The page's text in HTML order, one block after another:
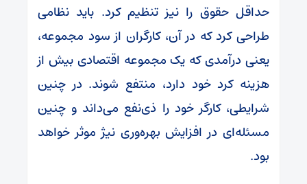
حداقل حقوق را نیز تنظیم کرد. باید نظامی
طراحی کرد که در آن، کارگران از سود مجموعه،
یعنی درآمدی که یک مجموعه اقتصادی بیش از
هزینه کرد خود دارد، منتفع شوند. در چنین
شرایطی، کارگر خود را ذی‌نفع می‌داند و چنین
مسئله‌ای در افزایش بهره‌وری نیژ موثر خواهد
بود.